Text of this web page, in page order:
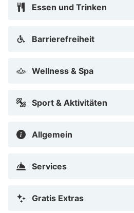
das mittelalterliche
Ausflug ins Grüne machen
Essen und Trinken
Barrierefreiheit
Wellness & Spa
Sport & Aktivitäten
Allgemein
Services
Gratis Extras